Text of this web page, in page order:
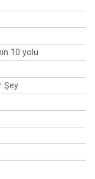
10 yolu
Şey